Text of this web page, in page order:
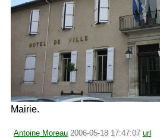
Mairie.
Antoine Moreau 2006-05-18 17:47:07 url